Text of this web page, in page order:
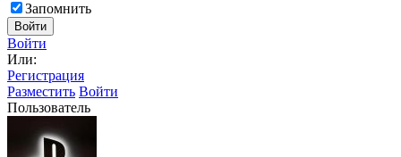
Запомнить
Войти
Войти
Или:
Регистрация
Разместить Войти
Пользователь